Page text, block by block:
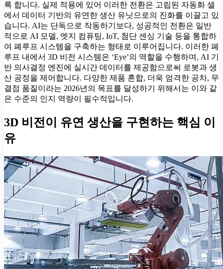
록 합니다. 실제 적용에 있어 이러한 전환은 고립된 자동화 셀
에서 데이터 기반의 유연한 생산 유닛으로의 진화를 이끌고 있
습니다. AI는 단독으로 작동하기보다, 성공적인 전환은 일반
적으로 AI 모델, 엣지 컴퓨팅, IoT, 첨단 센싱 기술 등을 통합하
여 폐루프 시스템을 구축하는 형태로 이루어집니다. 이러한 폐
루프 내에서 3D 비전 시스템은 ‘Eye’의 역할을 수행하며, AI 기
반 의사결정 엔진에 실시간 데이터를 제공함으로써 로봇과 생
산 공정을 제어합니다. 다양한 제품 혼합, 더욱 엄격한 공차, 무
결점 품질이라는 2026년의 목표를 달성하기 위해서는 이와 같
은 수준의 인지 역량이 필수적입니다.
3D 비전이 유연 생산을 구현하는 핵심 이
유